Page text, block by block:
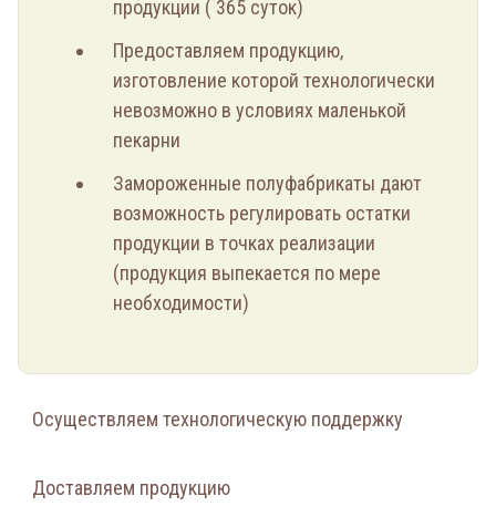
продукции ( 365 суток)
Предоставляем продукцию,
изготовление которой технологически
невозможно в условиях маленькой
пекарни
Замороженные полуфабрикаты дают
возможность регулировать остатки
продукции в точках реализации
(продукция выпекается по мере
необходимости)
Осуществляем технологическую поддержку
Доставляем продукцию